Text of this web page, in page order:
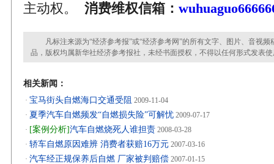
主动权。 消费维权信箱：
凡标注来源为“经济参考报”或“经济参考网”的所有文字、图片、音视频
品，版权均属新华社经济参考报社，未经书面授权，不得以任何形式发表
相关新闻：
· 宝马街头自燃海口交通受阻 2009-11-04
· 夏季汽车自燃频发“自燃损失险”可解忧 2009-07-17
· [案例分析]汽车自燃烧死人谁担责 2008-03-28
· 轿车自燃原因难辨 消费者获赔16万元 2007-03-16
· 汽车经正规保养后自燃 厂家被判赔偿 2007-01-15